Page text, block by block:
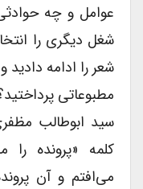
عوامل و چه
شغل دیگری را
شعر را ادامه دادید
مطبوعاتی پرداختید؟
سید ابوطالب
کلمه «پرونده را
می‌افتم و آن